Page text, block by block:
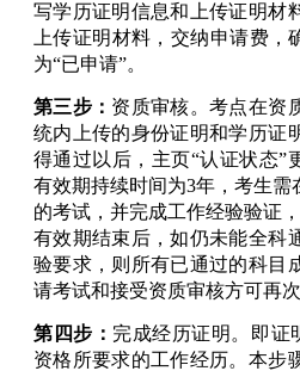
写学历证明信息和上传证明材
上传证明材料，交纳申请费，
为“已申请”。
第三步： 资质审核。考点在资
统内上传的身份证明和学历证
得通过以后，主页“认证状态”
有效期持续时间为3年，考生需
的考试，并完成工作经验验证
有效期结束后，如仍未能全科
验要求，则所有已通过的科目
请考试和接受资质审核方可再次
第四步： 完成经历证明。即证
资格所要求的工作经历。本步